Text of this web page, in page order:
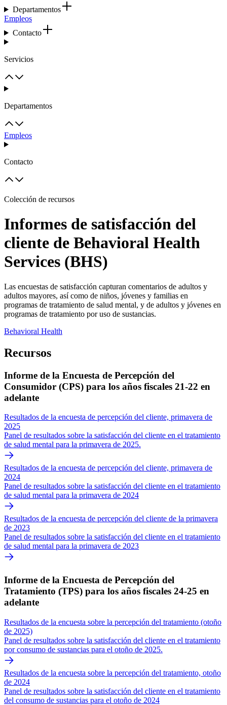
Departamentos
Empleos
Contacto
Servicios
Departamentos
Empleos
Contacto
Colección de recursos
Informes de satisfacción del
cliente de Behavioral Health
Services (BHS)
Las encuestas de satisfacción capturan comentarios de adultos y
adultos mayores, así como de niños, jóvenes y familias en
programas de tratamiento de salud mental, y de adultos y jóvenes en
programas de tratamiento por uso de sustancias.
Behavioral Health
Recursos
Informe de la Encuesta de Percepción del
Consumidor (CPS) para los años fiscales 21-22 en
adelante
Resultados de la encuesta de percepción del cliente, primavera de
2025
Panel de resultados sobre la satisfacción del cliente en el tratamiento
de salud mental para la primavera de 2025.
Resultados de la encuesta de percepción del cliente, primavera de
2024
Panel de resultados sobre la satisfacción del cliente en el tratamiento
de salud mental para la primavera de 2024
Resultados de la encuesta de percepción del cliente de la primavera
de 2023
Panel de resultados sobre la satisfacción del cliente en el tratamiento
de salud mental para la primavera de 2023
Informe de la Encuesta de Percepción del
Tratamiento (TPS) para los años fiscales 24-25 en
adelante
Resultados de la encuesta sobre la percepción del tratamiento (otoño
de 2025)
Panel de resultados sobre la satisfacción del cliente en el tratamiento
por consumo de sustancias para el otoño de 2025.
Resultados de la encuesta sobre la percepción del tratamiento, otoño
de 2024
Panel de resultados sobre la satisfacción del cliente en el tratamiento
del consumo de sustancias para el otoño de 2024